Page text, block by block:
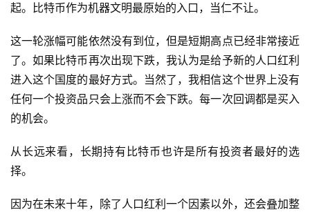
起。比特币作为机器文明最原始的入口，当仁不让。
这一轮涨幅可能依然没有到位，但是短期高点已经非常接近
了。如果比特币再次出现下跌，我认为是给予新的人口红利
进入这个国度的最好方式。当然了，我相信这个世界上没有
任何一个投资品只会上涨而不会下跌。每一次回调都是买入
的机会。
从长远来看，长期持有比特币也许是所有投资者最好的选
择。
因为在未来十年，除了人口红利一个因素以外，还会叠加整